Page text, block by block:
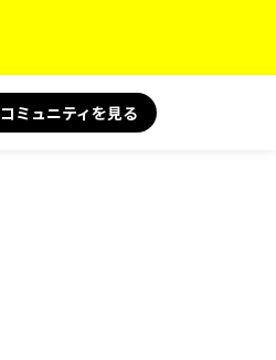
コミュニティを見る